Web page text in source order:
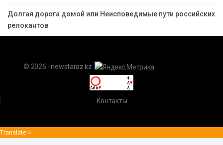
Долгая дорога домой или Неисповедимые пути российских
релокантов
© 2026 - newstaraz.kz.
Контакты
Translate »